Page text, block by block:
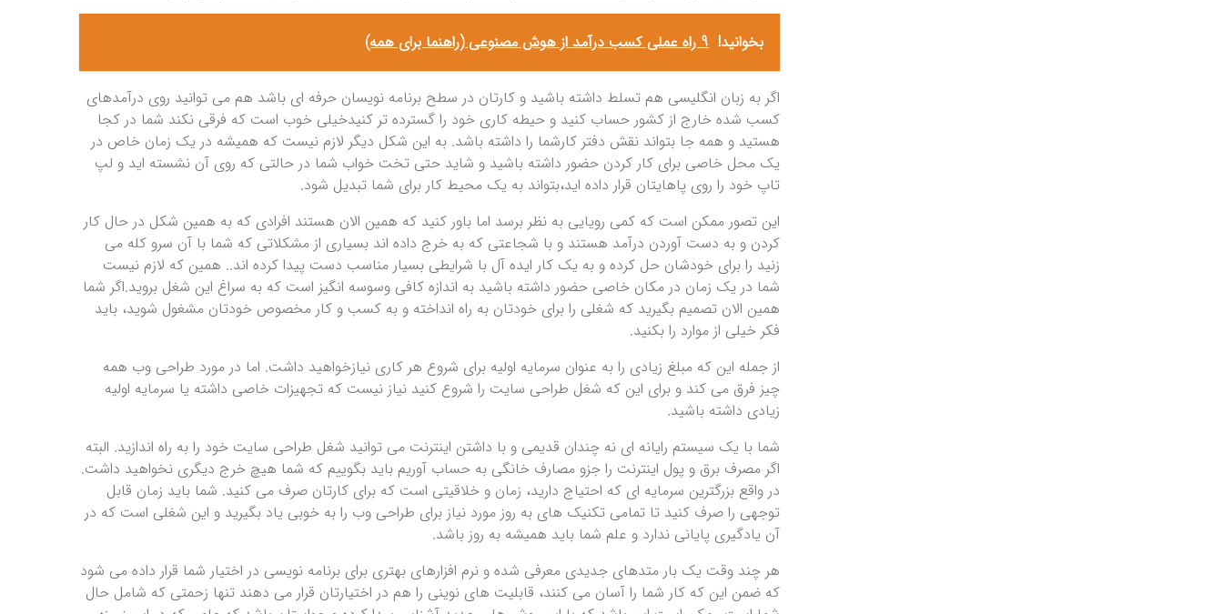
بخوانید! 9 راه عملی کسب درآمد از هوش مصنوعی (راهنما برای همه)
اگر به زبان انگلیسی هم تسلط داشته باشید و کارتان در سطح برنامه نویسان حرفه ای باشد هم می توانید روی درآمدهای
کسب شده خارج از کشور حساب کنید و حیطه کاری خود را گسترده تر کنیدخیلی خوب است که فرقی نکند شما در کجا
هستید و همه جا بتواند نقش دفتر کارشما را داشته باشد. به این شکل دیگر لازم نیست که همیشه در یک زمان خاص در
یک محل خاصی برای کار کردن حضور داشته باشید و شاید حتی تخت خواب شما در حالتی که روی آن نشسته اید و لپ
تاپ خود را روی پاهایتان قرار داده اید،بتواند به یک محیط کار برای شما تبدیل شود.
این تصور ممکن است که کمی رویایی به نظر برسد اما باور کنید که همین الان هستند افرادی که به همین شکل در حال کار
کردن و به دست آوردن درآمد هستند و با شجاعتی که به خرج داده اند بسیاری از مشکلاتی که شما با آن سرو کله می
زنید را برای خودشان حل کرده و به یک کار ایده آل با شرایطی بسیار مناسب دست پیدا کرده اند.. همین که لازم نیست
شما در یک زمان در مکان خاصی حضور داشته باشید به اندازه کافی وسوسه انگیز است که به سراغ این شغل بروید.اگر شما
همین الان تصمیم بگیرید که شغلی را برای خودتان به راه انداخته و به کسب و کار مخصوص خودتان مشغول شوید، باید
فکر خیلی از موارد را بکنید.
از جمله این که مبلغ زیادی را به عنوان سرمایه اولیه برای شروع هر کاری نیازخواهید داشت. اما در مورد طراحی وب همه
چیز فرق می کند و برای این که شغل طراحی سایت را شروع کنید نیاز نیست که تجهیزات خاصی داشته یا سرمایه اولیه
زیادی داشته باشید.
شما با یک سیستم رایانه ای نه چندان قدیمی و با داشتن اینترنت می توانید شغل طراحی سایت خود را به راه اندازید. البته
اگر مصرف برق و پول اینترنت را جزو مصارف خانگی به حساب آوریم باید بگوییم که شما هیچ خرج دیگری نخواهید داشت.
در واقع بزرگترین سرمایه ای که احتیاج دارید، زمان و خلاقیتی است که برای کارتان صرف می کنید. شما باید زمان قابل
توجهی را صرف کنید تا تمامی تکنیک های به روز مورد نیاز برای طراحی وب را به خوبی یاد بگیرید و این شغلی است که در
آن یادگیری پایانی ندارد و علم شما باید همیشه به روز باشد.
هر چند وقت یک بار متدهای جدیدی معرفی شده و نرم افزارهای بهتری برای برنامه نویسی در اختیار شما قرار داده می شود
که ضمن این که کار شما را آسان می کنند، قابلیت های نوینی را هم در اختیارتان قرار می دهند تنها زحمتی که شامل حال